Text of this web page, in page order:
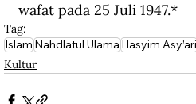
wafat pada 25 Juli 1947.*
Tag:
IslamNahdlatul UlamaHasyim Asy’ari
Kultur